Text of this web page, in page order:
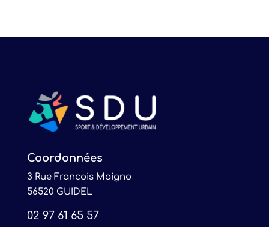
Coordonnées
3 Rue Francois Moigno
56520 GUIDEL
02 97 61 65 57